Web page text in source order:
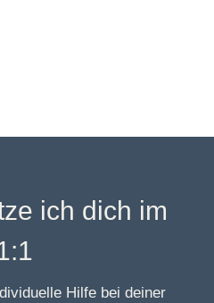
ich dich im
Hilfe bei deiner